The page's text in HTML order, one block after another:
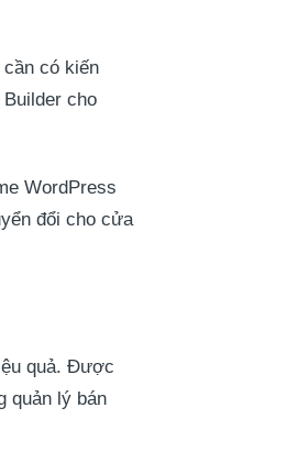
có kiến
cho
WordPress
đổi cho cửa
quả. Được
quản lý bán